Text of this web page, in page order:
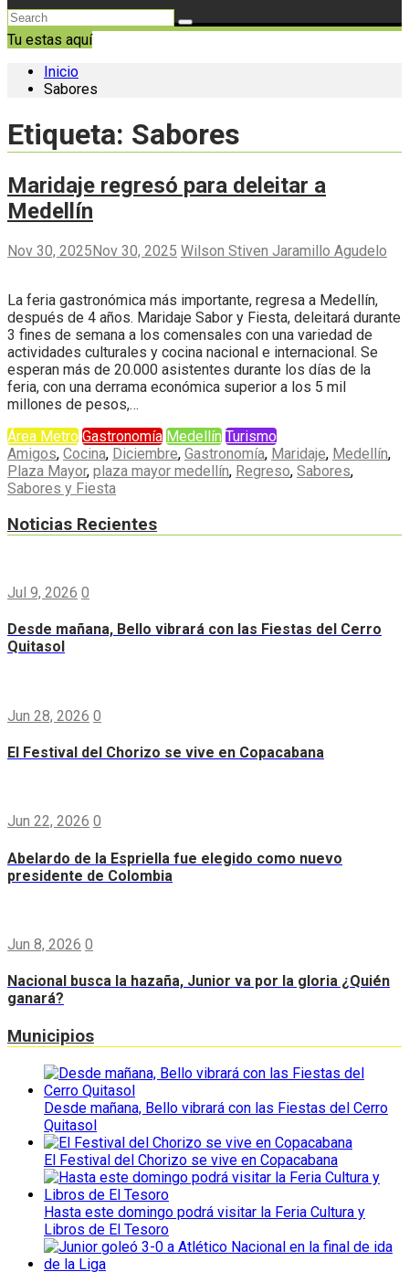
Tu estas aquí
Inicio
Sabores
Etiqueta: Sabores
Maridaje regresó para deleitar a
Medellín
Nov 30, 2025Nov 30, 2025 Wilson Stiven Jaramillo Agudelo
La feria gastronómica más importante, regresa a Medellín,
después de 4 años. Maridaje Sabor y Fiesta, deleitará durante
3 fines de semana a los comensales con una variedad de
actividades culturales y cocina nacional e internacional. Se
esperan más de 20.000 asistentes durante los días de la
feria, con una derrama económica superior a los 5 mil
millones de pesos,…
Área Metro Gastronomía Medellín Turismo
Amigos, Cocina, Diciembre, Gastronomía, Maridaje, Medellín,
Plaza Mayor, plaza mayor medellín, Regreso, Sabores,
Sabores y Fiesta
Noticias Recientes
Jul 9, 2026 0
Desde mañana, Bello vibrará con las Fiestas del Cerro
Quitasol
Jun 28, 2026 0
El Festival del Chorizo se vive en Copacabana
Jun 22, 2026 0
Abelardo de la Espriella fue elegido como nuevo
presidente de Colombia
Jun 8, 2026 0
Nacional busca la hazaña, Junior va por la gloria ¿Quién
ganará?
Municipios
Desde mañana, Bello vibrará con las Fiestas del Cerro
Quitasol
El Festival del Chorizo se vive en Copacabana
Hasta este domingo podrá visitar la Feria Cultura y
Libros de El Tesoro